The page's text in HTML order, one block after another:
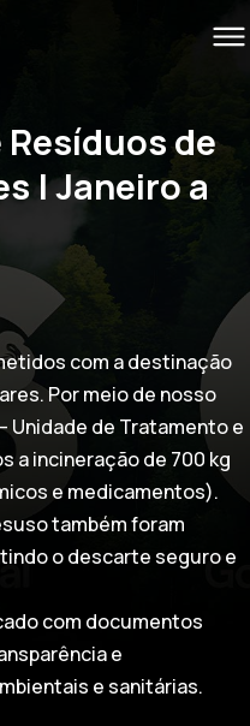
de
| Janeiro a
com a destinação
Por meio de nosso
Unidade de Tratamento e
a incineração de 700 kg
e medicamentos).
também foram
o descarte seguro e
com documentos
e
e sanitárias.